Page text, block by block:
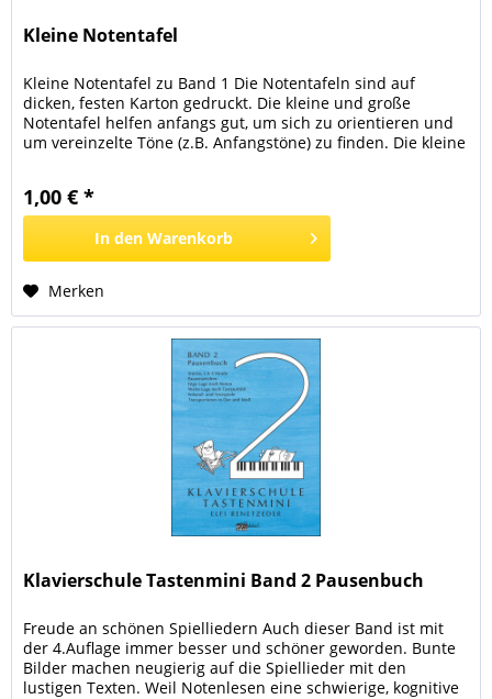
Kleine Notentafel
Kleine Notentafel zu Band 1 Die Notentafeln sind auf
dicken, festen Karton gedruckt. Die kleine und große
Notentafel helfen anfangs gut, um sich zu orientieren und
um vereinzelte Töne (z.B. Anfangstöne) zu finden. Die kleine
die entsprechenden Bände eingelegt,...
1,00 € *
In den Warenkorb
Merken
Klavierschule Tastenmini Band 2 Pausenbuch
Freude an schönen Spielliedern Auch dieser Band ist mit
der 4.Auflage immer besser und schöner geworden. Bunte
Bilder machen neugierig auf die Spiellieder mit den
lustigen Texten. Weil Notenlesen eine schwierige, kognitive